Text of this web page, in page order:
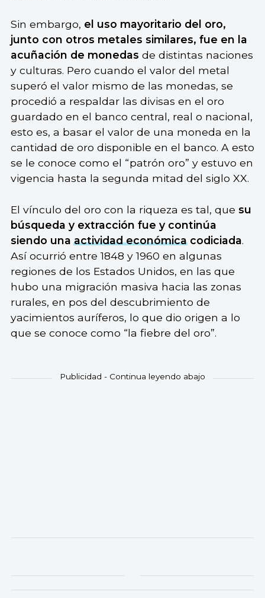
Sin embargo, el uso mayoritario del oro,
junto con otros metales similares, fue en la
acuñación de monedas de distintas naciones
y culturas. Pero cuando el valor del metal
superó el valor mismo de las monedas, se
procedió a respaldar las divisas en el oro
guardado en el banco central, real o nacional,
esto es, a basar el valor de una moneda en la
cantidad de oro disponible en el banco. A esto
se le conoce como el “patrón oro” y estuvo en
vigencia hasta la segunda mitad del siglo XX.
El vínculo del oro con la riqueza es tal, que su
búsqueda y extracción fue y continúa
siendo unaactividad económicacodiciada.
Así ocurrió entre 1848 y 1960 en algunas
regiones de los Estados Unidos, en las que
hubo una migración masiva hacia las zonas
rurales, en pos del descubrimiento de
yacimientos auríferos, lo que dio origen a lo
que se conoce como “la fiebre del oro”.